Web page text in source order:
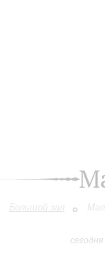
Большой зал